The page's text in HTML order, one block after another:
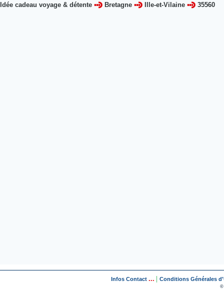
Idée cadeau voyage & détente Bretagne Ille-et-Vilaine 35560
Infos Contact ... Conditions Générales
©